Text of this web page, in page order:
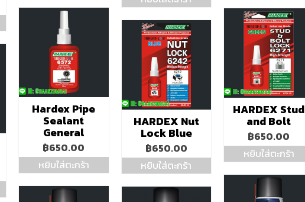
product
has
multiple
variants.
The
options
may
be
chosen
on
the
product
page
Hardex Pipe
Sealant
General
฿650.00
หยิบใส่ตะกร้า
HARDEX Stud
and Bolt
฿650.00
หยิบใส่ตะกร้า
HARDEX Nut
Lock Blue
฿650.00
หยิบใส่ตะกร้า